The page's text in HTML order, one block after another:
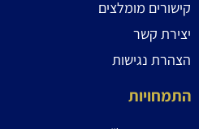
קישורים מומלצים
יצירת קשר
הצהרת נגישות
התמחויות